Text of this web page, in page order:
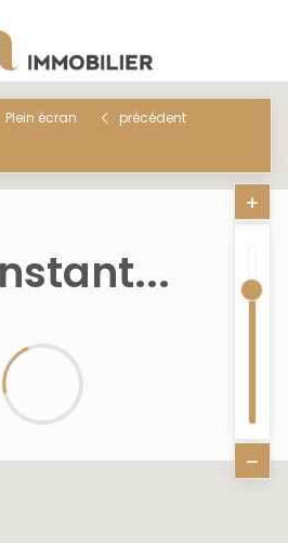
Plein écran
précédent